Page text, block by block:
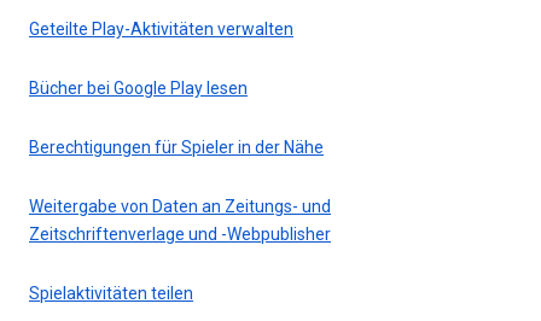
Geteilte Play-Aktivitäten verwalten
Bücher bei Google Play lesen
Berechtigungen für Spieler in der Nähe
Weitergabe von Daten an Zeitungs- und
Zeitschriftenverlage und -Webpublisher
Spielaktivitäten teilen